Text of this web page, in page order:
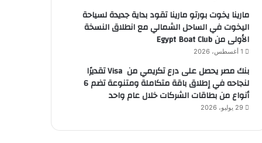
مارينا يخوت بورتو مارينا تقود بداية جديدة لسياحة
اليخوت في الساحل الشمالي مع انطلاق النسخة
الأولى من Egypt Boat Club
1 أغسطس، 2026
بنك مصر يحصل على درع تكريمي من Visa تقديرًا
لنجاحه في إطلاق باقة متكاملة ومتنوعة تضم 6
أنواع من بطاقات الشركات خلال عام واحد
29 يوليو، 2026